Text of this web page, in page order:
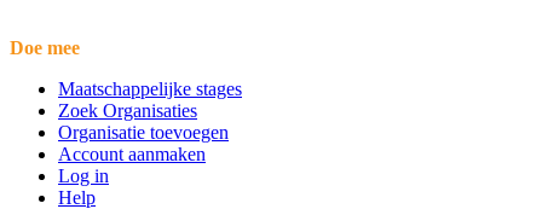
Doe mee
Maatschappelijke stages
Zoek Organisaties
Organisatie toevoegen
Account aanmaken
Log in
Help